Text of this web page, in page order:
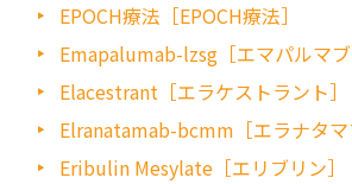
EPOCH療法［EPOCH療法］
Emapalumab-lzsg［エマパルマブ
Elacestrant［エラケストラント］
Elranatamab-bcmm［エラナタマ
Eribulin Mesylate［エリブリン］